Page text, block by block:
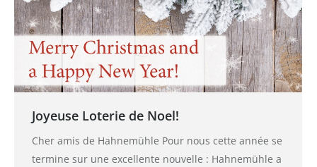
Joyeuse Loterie de Noel!
Cher amis de Hahnemühle Pour nous cette année se
termine sur une excellente nouvelle : Hahnemühle a